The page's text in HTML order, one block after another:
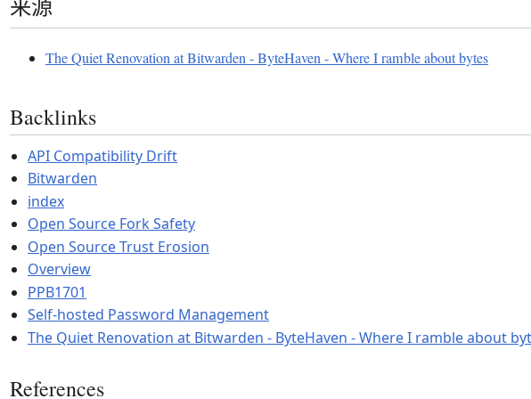
来源
The Quiet Renovation at Bitwarden - ByteHaven - Where I ramble about bytes
Backlinks
API Compatibility Drift
Bitwarden
index
Open Source Fork Safety
Open Source Trust Erosion
Overview
PPB1701
Self-hosted Password Management
The Quiet Renovation at Bitwarden - ByteHaven - Where I ramble about
References